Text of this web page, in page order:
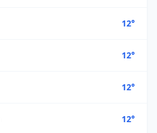
12°
12°
12°
12°